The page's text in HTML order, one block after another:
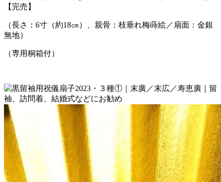
【完売】
（長さ：6寸（約18㎝）、親骨：枝垂れ梅蒔絵／扇面：金銀
無地）
（専用桐箱付）